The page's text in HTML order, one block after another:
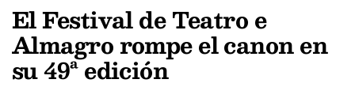
El Festival de Teatro e
Almagro rompe el canon en
su 49ª edición